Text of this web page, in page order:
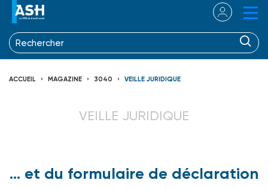
ACCUEIL MAGAZINE 3040 VEILLE JURIDIQUE
VEILLE JURIDIQUE
… et du formulaire de déclaration